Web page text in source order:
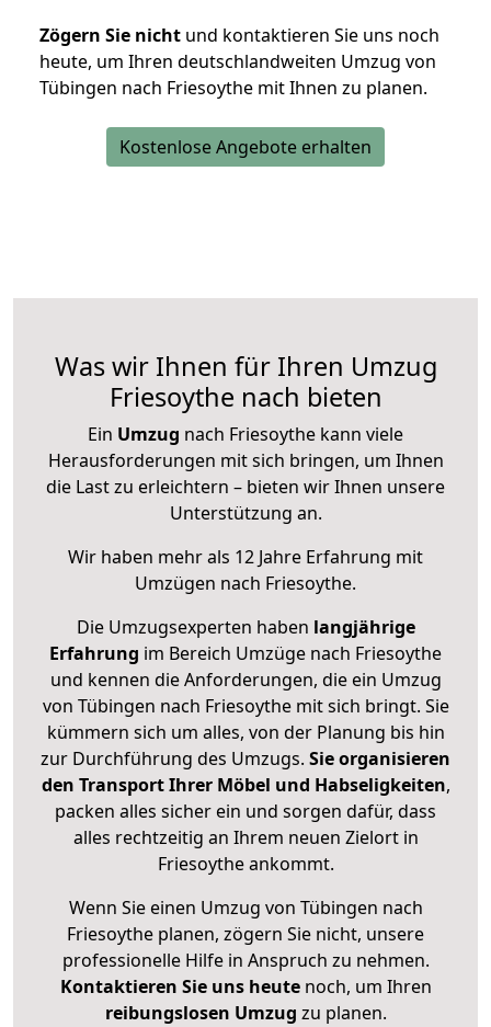
Zögern Sie nicht und kontaktieren Sie uns noch
heute, um Ihren deutschlandweiten Umzug von
Tübingen nach Friesoythe mit Ihnen zu planen.
Kostenlose Angebote erhalten
Was wir Ihnen für Ihren Umzug
Friesoythe nach bieten
Ein Umzug nach Friesoythe kann viele
Herausforderungen mit sich bringen, um Ihnen
die Last zu erleichtern – bieten wir Ihnen unsere
Unterstützung an.
Wir haben mehr als 12 Jahre Erfahrung mit
Umzügen nach Friesoythe.
Die Umzugsexperten haben langjährige
Erfahrung im Bereich Umzüge nach Friesoythe
und kennen die Anforderungen, die ein Umzug
von Tübingen nach Friesoythe mit sich bringt. Sie
kümmern sich um alles, von der Planung bis hin
zur Durchführung des Umzugs. Sie organisieren
den Transport Ihrer Möbel und Habseligkeiten,
packen alles sicher ein und sorgen dafür, dass
alles rechtzeitig an Ihrem neuen Zielort in
Friesoythe ankommt.
Wenn Sie einen Umzug von Tübingen nach
Friesoythe planen, zögern Sie nicht, unsere
professionelle Hilfe in Anspruch zu nehmen.
Kontaktieren Sie uns heutenoch, um Ihren
reibungslosen Umzug zu planen.